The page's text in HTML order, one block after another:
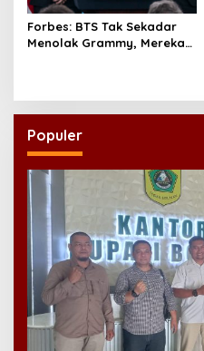
Forbes: BTS Tak Sekadar
Menolak Grammy, Mereka
Populer